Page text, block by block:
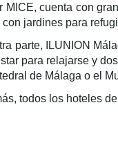
MICE, cuenta con
con jardines para
parte, ILUNION
para relajarse y
de Málaga o el
todos los hoteles